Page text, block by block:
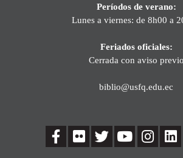
Períodos de verano:
Lunes a viernes: de 8h00 a
Feriados oficiales:
Cerrada con aviso previo
biblio@usfq.edu.ec